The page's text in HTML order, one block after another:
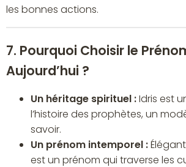
les bonnes actions.
7. Pourquoi Choisir le
Aujourd’hui ?
Un héritage spirituel :Idris est
l’histoire des prophètes, un
savoir.
Un prénom intemporel :
est un prénom qui traverse les